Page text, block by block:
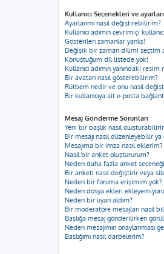
Kullanıcı Seçenekleri ve ayarları
Ayarlarımı nasıl değiştirebilirim?
Kullanıcı adımın çevrimiçi
Gösterilen zamanlar yanlış!
Değişik bir zaman dilimi seçtim
Konuştuğum dil listede yok!
Kullanıcı adımın yanındaki resim
Bir avatarı nasıl gösterebilirim?
Rütbem nedir ve onu nasıl
Bir kullanıcıya ait e-posta
Mesaj Gönderme Sorunları
Yeni bir başlık nasıl
Bir mesajı nasıl düzenleyebilir
Mesajıma bir imza nasıl eklerim?
Nasıl bir anket oluştururum?
Neden daha fazla anket
Bir anketi nasıl değiştirir veya
Neden bir foruma erişimim yok?
Neden dosya ekleri
Neden bir uyarı aldım?
Bir moderatöre mesajları nasıl
Başlığa mesaj gönderilirken
Neden mesajımın onaylanması
Başlığımı nasıl darbelerim?